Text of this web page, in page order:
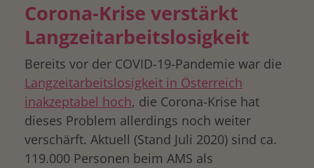
Corona-Krise verstärkt
Langzeitarbeitslosigkeit
Bereits vor der COVID-19-Pandemie war die
Langzeitarbeitslosigkeit in Österreich
inakzeptabel hoch, die Corona-Krise hat
dieses Problem allerdings noch weiter
verschärft. Aktuell (Stand Juli 2020) sind ca.
119.000 Personen beim AMS als